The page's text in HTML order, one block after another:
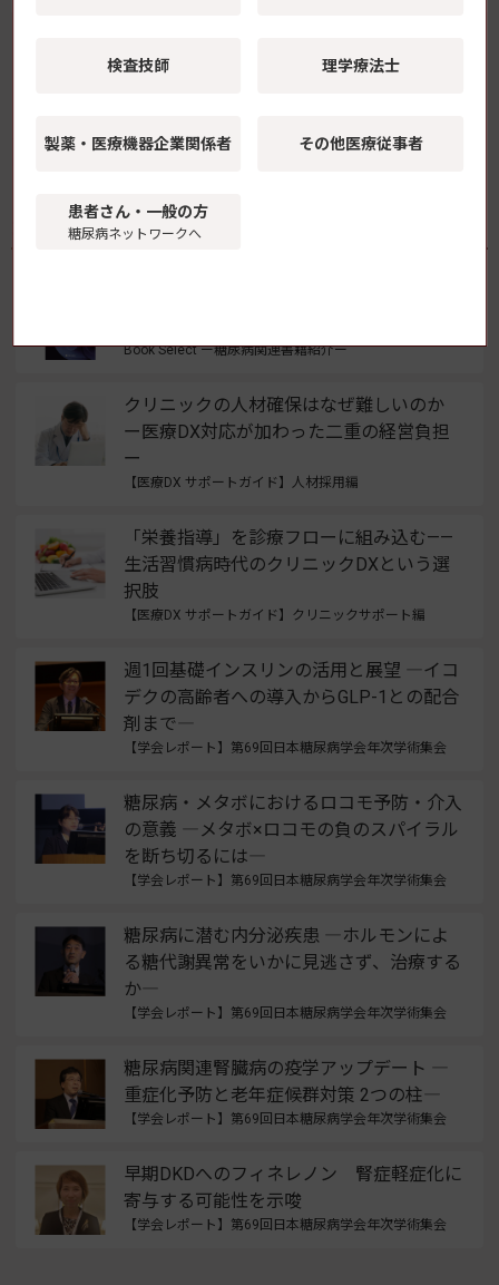
【おすすめ】腎臓病の特集コーナー「慢性腎臓病とSDM」
早見表（インスリン製剤・血糖記録アプリ）最新版を販売
最新特集記事
Book Select ー糖尿病関連書籍紹介ー
クリニックの人材確保はなぜ難しいのか
ー医療DX対応が加わった二重の経営負担
ー
【医療DX サポートガイド】人材採用編
「栄養指導」を診療フローに組み込む——
生活習慣病時代のクリニックDXという選
択肢
【医療DX サポートガイド】クリニックサポート編
週1回基礎インスリンの活用と展望 ―イコ
デクの高齢者への導入からGLP-1との配合
剤まで―
【学会レポート】第69回日本糖尿病学会年次学術集会
糖尿病・メタボにおけるロコモ予防・介入
の意義 ―メタボ×ロコモの負のスパイラル
を断ち切るには―
【学会レポート】第69回日本糖尿病学会年次学術集会
糖尿病に潜む内分泌疾患 ―ホルモンによ
る糖代謝異常をいかに見逃さず、治療する
か―
【学会レポート】第69回日本糖尿病学会年次学術集会
糖尿病関連腎臓病の疫学アップデート ―
重症化予防と老年症候群対策 2つの柱―
【学会レポート】第69回日本糖尿病学会年次学術集会
早期DKDへのフィネレノン 腎症軽症化に
寄与する可能性を示唆
【学会レポート】第69回日本糖尿病学会年次学術集会
検査技師 理学療法士
製薬・医療機器企業関係者 その他医療従事者
患者さん・一般の方
糖尿病ネットワークへ